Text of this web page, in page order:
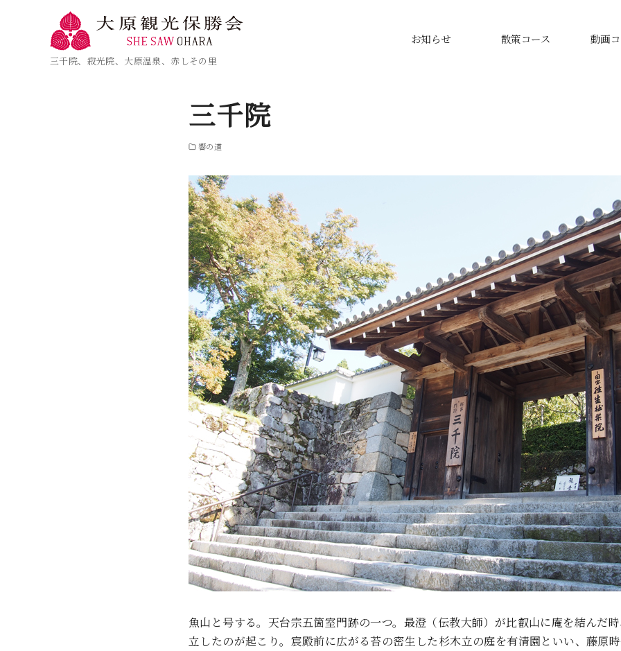
三千院、寂光院、大原温泉、赤しその里
お知らせ 散策コース 動画
三千院
響の道
魚山と号する。天台宗五箇室門跡の一つ。最澄（伝教大師）が比叡山に庵を結んだ
立したのが起こり。宸殿前に広がる苔の密生した杉木立の庭を有清園といい、藤原